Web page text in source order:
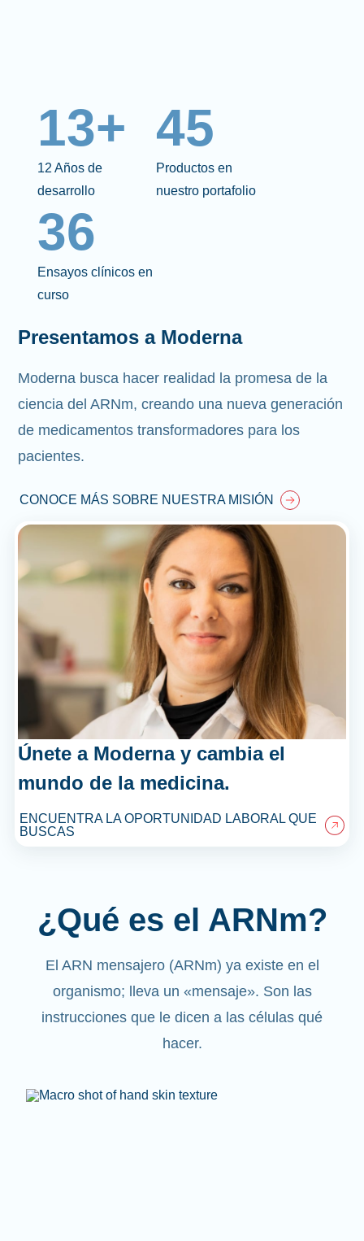
13+
12 Años de
desarrollo
45
Productos en
nuestro portafolio
36
Ensayos clínicos en
curso
Presentamos a Moderna
Moderna busca hacer realidad la promesa de la
ciencia del ARNm, creando una nueva generación
de medicamentos transformadores para los
pacientes.
CONOCE MÁS SOBRE NUESTRA MISIÓN
Únete a Moderna y cambia el
mundo de la medicina.
ENCUENTRA LA OPORTUNIDAD LABORAL QUE
BUSCAS
¿Qué es el ARNm?
El ARN mensajero (ARNm) ya existe en el
organismo; lleva un «mensaje». Son las
instrucciones que le dicen a las células qué
hacer.